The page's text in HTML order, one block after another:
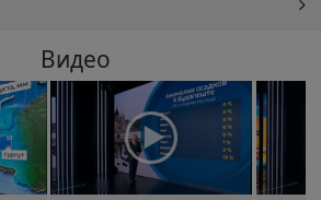
Видео